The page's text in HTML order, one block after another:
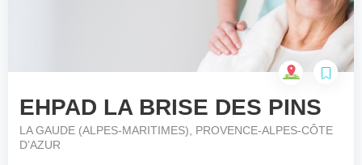
Nom & prénom du résident à contacter *
Votre téléphone*
EHPAD LA BRISE DES PINS
LA GAUDE (ALPES-MARITIMES), PROVENCE-ALPES-CÔTE
D’AZUR